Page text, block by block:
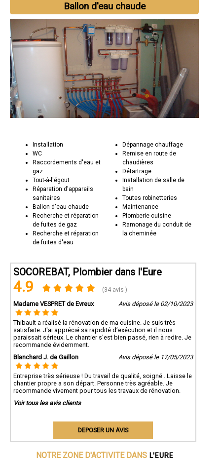
Ballon d'eau chaude
Installation
WC
Raccordements d'eau et
gaz
Tout-à-l'égout
Réparation d'appareils
sanitaires
Ballon d'eau chaude
Recherche et réparation
de fuites de gaz
Recherche et réparation
de fuites d'eau
Dépannage chauffage
Remise en route de
chaudières
Détartrage
Installation de salle de
bain
Toutes robinetteries
Maintenance
Plomberie cuisine
Ramonage du conduit de
la cheminée
SOCOREBAT, Plombier dans l'Eure
4.9 (34 avis )
Madame VESPRET de Evreux Avis déposé le 02/10/2023
Thibault a réalisé la rénovation de ma cuisine. Je suis très
satisfaite. J'ai apprécié sa rapidité d’exécution et il nous
paraissait sérieux. Le chantier s'est bien passé, rien à redire. Je
recommande évidemment.
Blanchard J. de Gaillon
Avis déposé le 17/05/2023
Entreprise très sérieuse ! Du travail de qualité, soigné . Laisse le
chantier propre a son départ. Personne très agréable. Je
recommande vivement pour tous les travaux de rénovation.
Voir tous les avis clients
DEPOSER UN AVIS
NOTRE ZONE D'ACTIVITE DANS L'EURE